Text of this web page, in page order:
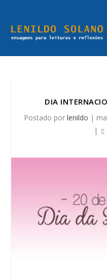
DIA
Postado por lenildo |
|